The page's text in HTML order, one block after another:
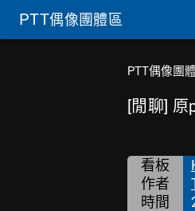
PTT偶像團體區
PTT偶像團
[閒聊]
看板
作者
時間